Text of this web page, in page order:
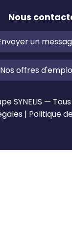
Nous
un
Nos offres
SYNELIS —
| Politique